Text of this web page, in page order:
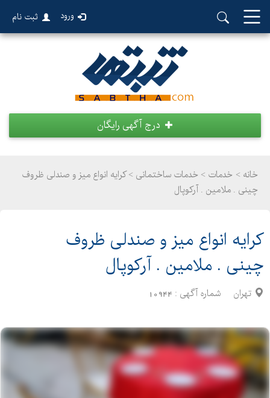
ورود ثبت نام
درج آگهی رایگان
خانه > خدمات > خدمات ساختمانی > کرایه انواع میز و صندلی ظروف
چینی . ملامین . آرکوپال
کرایه انواع میز و صندلی ظروف
چینی . ملامین . آرکوپال
تهران شماره آگهی : 10944